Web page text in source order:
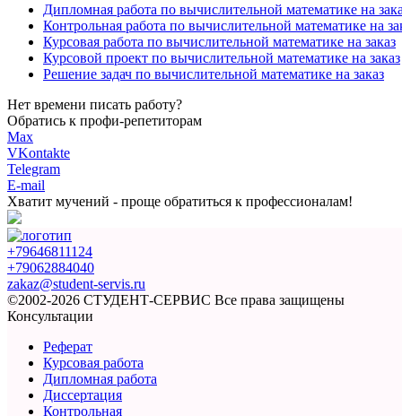
Дипломная работа по вычислительной математике на
Контрольная работа по вычислительной математике на
Курсовая работа по вычислительной математике на заказ
Курсовой проект по вычислительной математике на заказ
Решение задач по вычислительной математике на заказ
Нет времени писать работу?
Обратись к профи-репетиторам
Max
VKontakte
Telegram
E-mail
Хватит мучений - проще обратиться к профессионалам!
+79646811124
+79062884040
zakaz@student-servis.ru
©2002-2026 СТУДЕНТ-СЕРВИС Все права защищены
Консультации
Реферат
Курсовая работа
Дипломная работа
Диссертация
Контрольная